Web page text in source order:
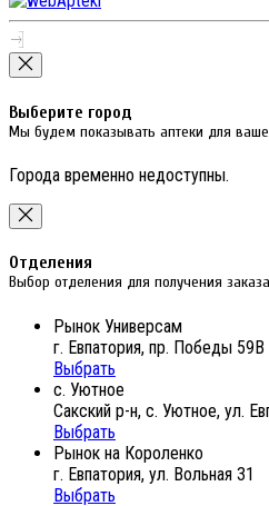
Выберите город
Мы будем показывать аптеки для
Города временно недоступны.
Отделения
Выбор отделения для получения заказа
Рынок Универсам
г. Евпатория, пр. Победы 59В
Выбрать
с. Уютное
Сакский р-н, с. Уютное, ул.
Выбрать
Рынок на Короленко
г. Евпатория, ул. Вольная 31
Выбрать